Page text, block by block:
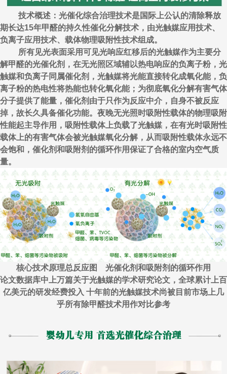
技术概述：光催化综合治理技术是国际上公认的清除释放
期长达15年甲醛的持久性催化分解技术，由光触媒应用技术、
负离子应用技术、载体物理吸附性技术组成。
所有见光表面采用可见光响应红移后的光触媒作为主要分
解甲醛的光催化剂，在无光照区域辅以热电响应的负离子粉，光
触媒和负离子同属催化剂，光触媒将光能直接转化成氧化能，负
离子粉的热电性将热能也转化氧化能；为彻底氧化分解有害气体
分子提供了能量，催化剂由于只作为反应中介，自身不被反应
掉，故长久具备催化功能。夜晚无光照时吸附性载体的物理吸附
性能起主导作用，吸附性载体上负载了光触媒，在有光时吸附性
载体上的有害气体会被光触媒氧化分解，从而吸附性载体永远不
会饱和，催化剂和吸附剂的循环作用保证了合格的室内空气质
量。
核心技术原理总反应图 光催化剂和吸附剂的循环作用
论文数据库中上万篇关于光触媒的学术研究论文，全球累计上百
亿美元的研发经费投入 十年前的光触媒技术尚被目前市场上几
乎所有除甲醛技术用作对比参考